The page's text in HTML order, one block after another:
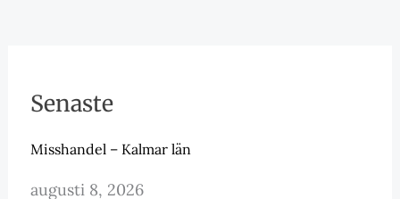
Senaste
Misshandel – Kalmar län
augusti 8, 2026